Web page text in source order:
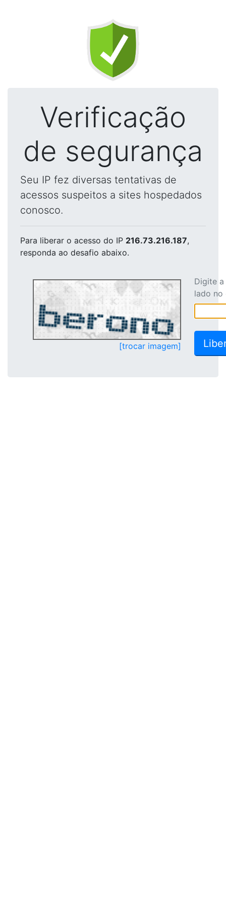
Verificação
de segurança
Seu IP fez diversas tentativas de
acessos suspeitos a sites hospedados
conosco.
Para liberar o acesso do IP 216.73.216.187,
responda ao desafio abaixo.
[trocar imagem]
Digite
lado no